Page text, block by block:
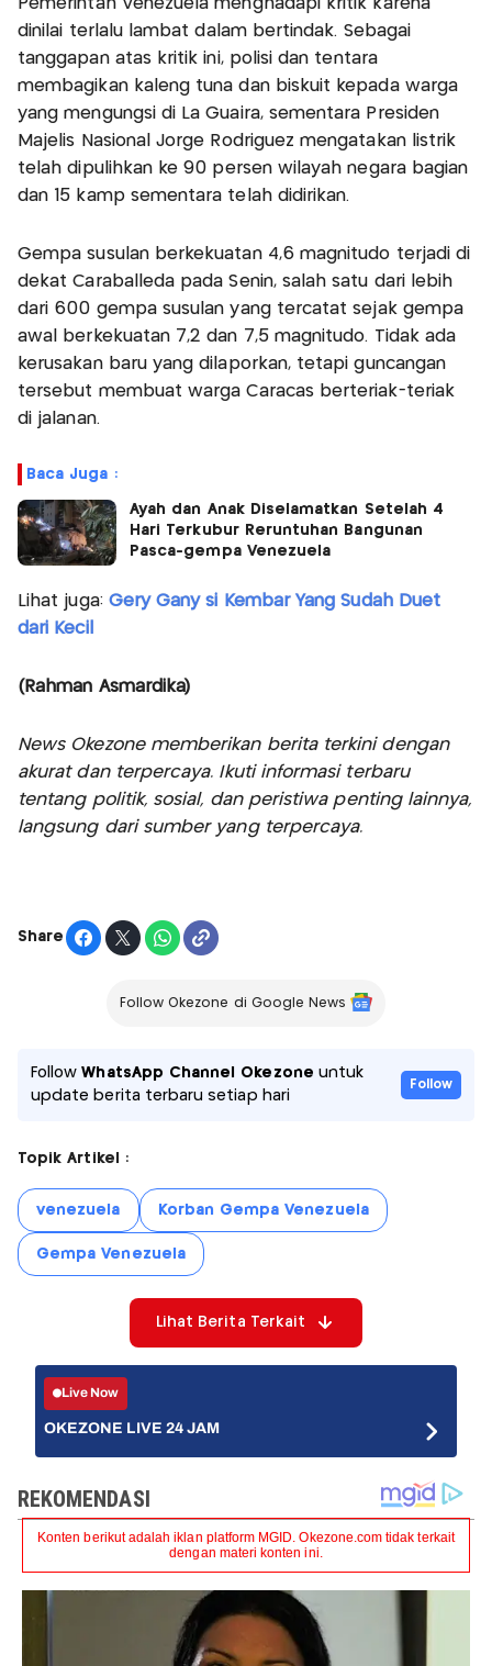
Pemerintah Venezuela menghadapi kritik karena
dinilai terlalu lambat dalam bertindak. Sebagai
tanggapan atas kritik ini, polisi dan tentara
membagikan kaleng tuna dan biskuit kepada warga
yang mengungsi di La Guaira, sementara Presiden
Majelis Nasional Jorge Rodriguez mengatakan listrik
telah dipulihkan ke 90 persen wilayah negara bagian
dan 15 kamp sementara telah didirikan.
Gempa susulan berkekuatan 4,6 magnitudo terjadi di
dekat Caraballeda pada Senin, salah satu dari lebih
dari 600 gempa susulan yang tercatat sejak gempa
awal berkekuatan 7,2 dan 7,5 magnitudo. Tidak ada
kerusakan baru yang dilaporkan, tetapi guncangan
tersebut membuat warga Caracas berteriak-teriak
di jalanan.
Baca Juga :
Ayah dan Anak Diselamatkan Setelah 4
Hari Terkubur Reruntuhan Bangunan
Pasca-gempa Venezuela
Lihat juga: Gery Gany si Kembar Yang Sudah Duet
dari Kecil
(Rahman Asmardika)
News Okezone memberikan berita terkini dengan
akurat dan terpercaya. Ikuti informasi terbaru
tentang politik, sosial, dan peristiwa penting lainnya,
langsung dari sumber yang terpercaya.
Share
Follow Okezone di Google News
FollowWhatsApp Channel Okezone untuk
update berita terbaru setiap hari
Follow
Topik Artikel :
venezuela Korban Gempa Venezuela
Gempa Venezuela
Lihat Berita Terkait
Live Now
OKEZONE LIVE 24 JAM